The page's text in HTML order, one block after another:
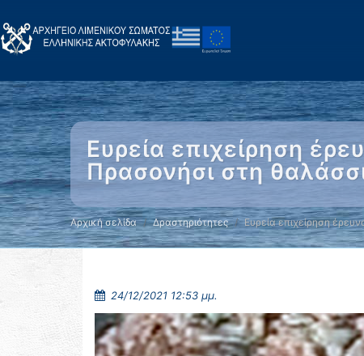
Ευρεία επιχείρηση
Πρασονήσι στη
Αρχική σελίδα Δραστηριότητες Ευρεία επιχείρηση
24/12/2021 12:53 μμ.